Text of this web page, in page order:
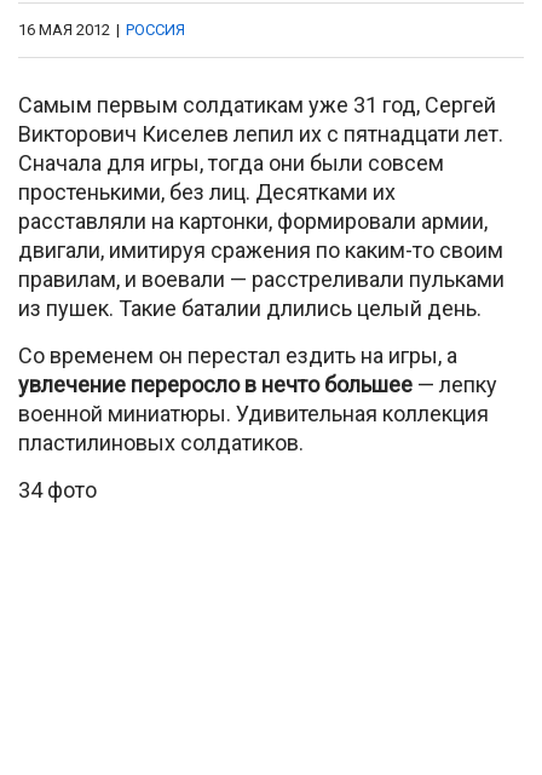
16 МАЯ 2012 | РОССИЯ
Самым первым солдатикам уже 31 год, Сергей
Викторович Киселев лепил их с пятнадцати лет.
Сначала для игры, тогда они были совсем
простенькими, без лиц. Десятками их
расставляли на картонки, формировали армии,
двигали, имитируя сражения по каким-то своим
правилам, и воевали — расстреливали пульками
из пушек. Такие баталии длились целый день.
Со временем он перестал ездить на игры, а
увлечение переросло в нечто большее — лепку
военной миниатюры. Удивительная коллекция
пластилиновых солдатиков.
34 фото